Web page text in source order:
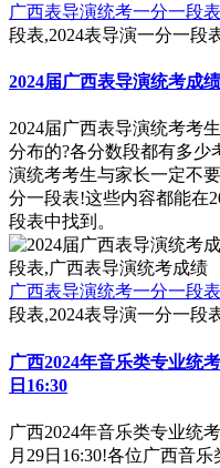
广西表导演统考一分一段表
段表,2024表导演一分一段
2024届广西表导演统考成
2024届广西表导演统考考
分布的?各分数段都有多少
演统考考生与家长一定不
分一段表!这些内容都能在
段表中找到。
广西表导演统考一分一段表
段表,2024表导演一分一段
广西2024年音乐类专业统
日16:30
广西2024年音乐类专业统
月29日16:30!各位广西音